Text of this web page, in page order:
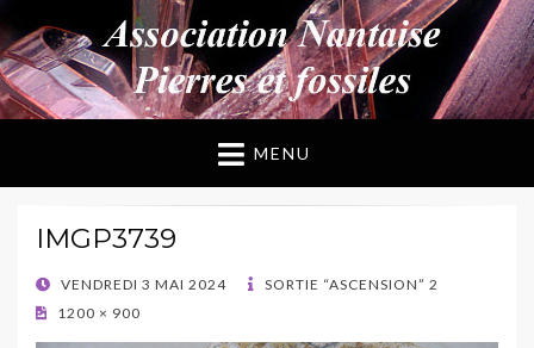
ANPF
Association Nantaise Pierres et Fossiles
MENU
IMGP3739
POSTED
ON
VENDREDI 3 MAI 2024
SORTIE “ASCENSION” 2
1200 × 900